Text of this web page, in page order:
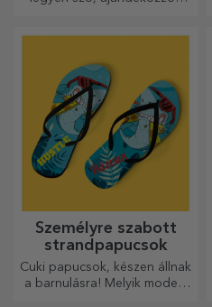
élményeket.
Személyre szabott
strandpapucsok
Cuki papucsok, készen állnak
a barnulásra! Melyik modellt